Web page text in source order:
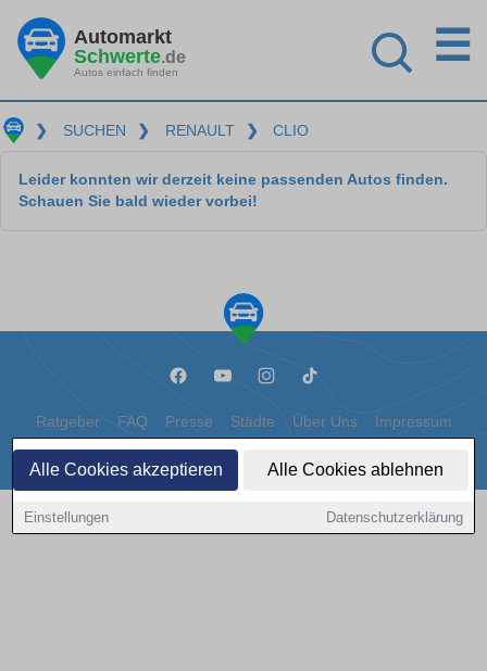
Alle Cookies akzeptieren Alle Cookies ablehnen
Einstellungen Datenschutzerklärung
Automarkt
Schwerte.de
Autos einfach finden
☰
❯ SUCHEN ❯ RENAULT ❯ CLIO
Leider konnten wir derzeit keine passenden Autos finden.
Schauen Sie bald wieder vorbei!
Ratgeber FAQ Presse Städte Über Uns Impressum
Datenschutz Cookies
Copyright © 2000 - 2026 | 1A Infosysteme GmbH | Content by: 1a-sites-autos